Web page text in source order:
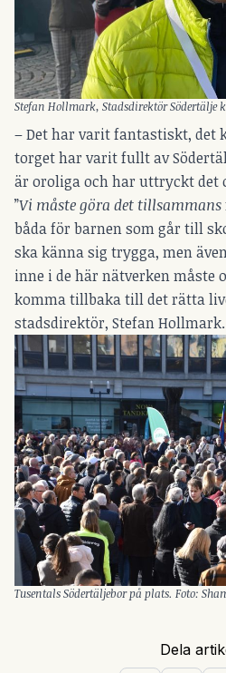
Stefan Hollmark, Stadsdirektör Södertälje
– Det har varit fantastiskt, det
torget har varit fullt av
är oroliga och har uttryckt det
”Vi måste göra det tillsammans
båda för barnen som går till
ska känna sig trygga, men
inne i de här nätverken måste
komma tillbaka till det rätta
stadsdirektör, Stefan Hollmark.
Tusentals Södertäljebor på plats. Foto:
Dela